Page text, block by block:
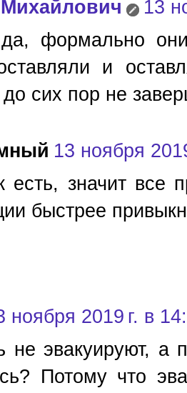
13
да, формально
и
сих пор не
13 ноября
есть, значит все
быстрее
ноября 2019 г. в
не эвакуируют, а
Потому что